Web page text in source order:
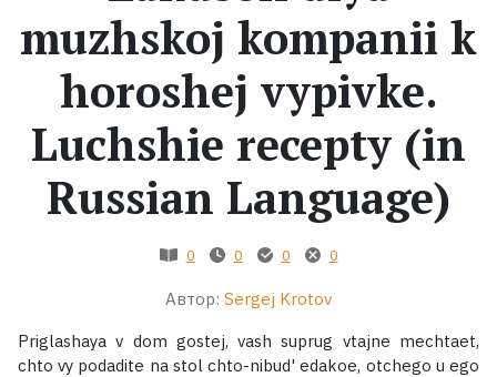
Жанры
Серии
Экранизации
muzhskoj kompanii k
horoshej vypivke.
Luchshie recepty (in
Russian Language)
0 0 0 0
Автор: Sergej Krotov
Priglashaya v dom gostej, vash suprug vtajne mechtaet,
chto vy podadite na stol chto-nibud' edakoe, otchego u ego